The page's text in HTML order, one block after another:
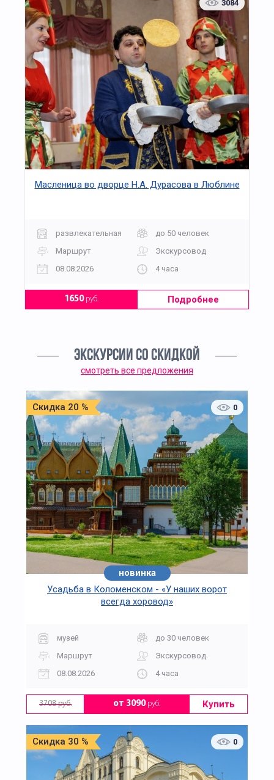
3084
Масленица во дворце Н.А. Дурасова в Люблине
развлекательная
до 50 человек
Маршрут
Экскурсовод
08.08.2026
4 часа
1650руб. Подробнее
ЭКСКУРСИИ СО СКИДКОЙ
смотреть все предложения
Скидка 20 % 0
новинка
Усадьба в Коломенском - «У наших ворот
всегда хоровод»
музей
до 30 человек
Маршрут
Экскурсовод
08.08.2026
4 часа
3708 руб. от 3090руб. Купить
Скидка 30 % 0